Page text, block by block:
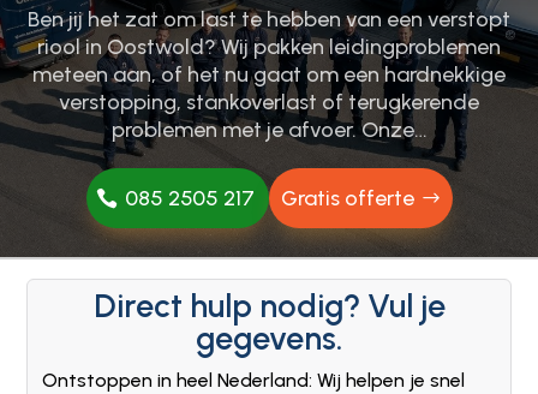
Ben jij het zat om last te hebben van een verstopt
riool in Oostwold? Wij pakken leidingproblemen
meteen aan, of het nu gaat om een hardnekkige
verstopping, stankoverlast of terugkerende
problemen met je afvoer.​ Onze…
085 2505 217 Gratis offerte
Direct hulp nodig? Vul je
gegevens.
Ontstoppen in heel Nederland: Wij helpen je snel